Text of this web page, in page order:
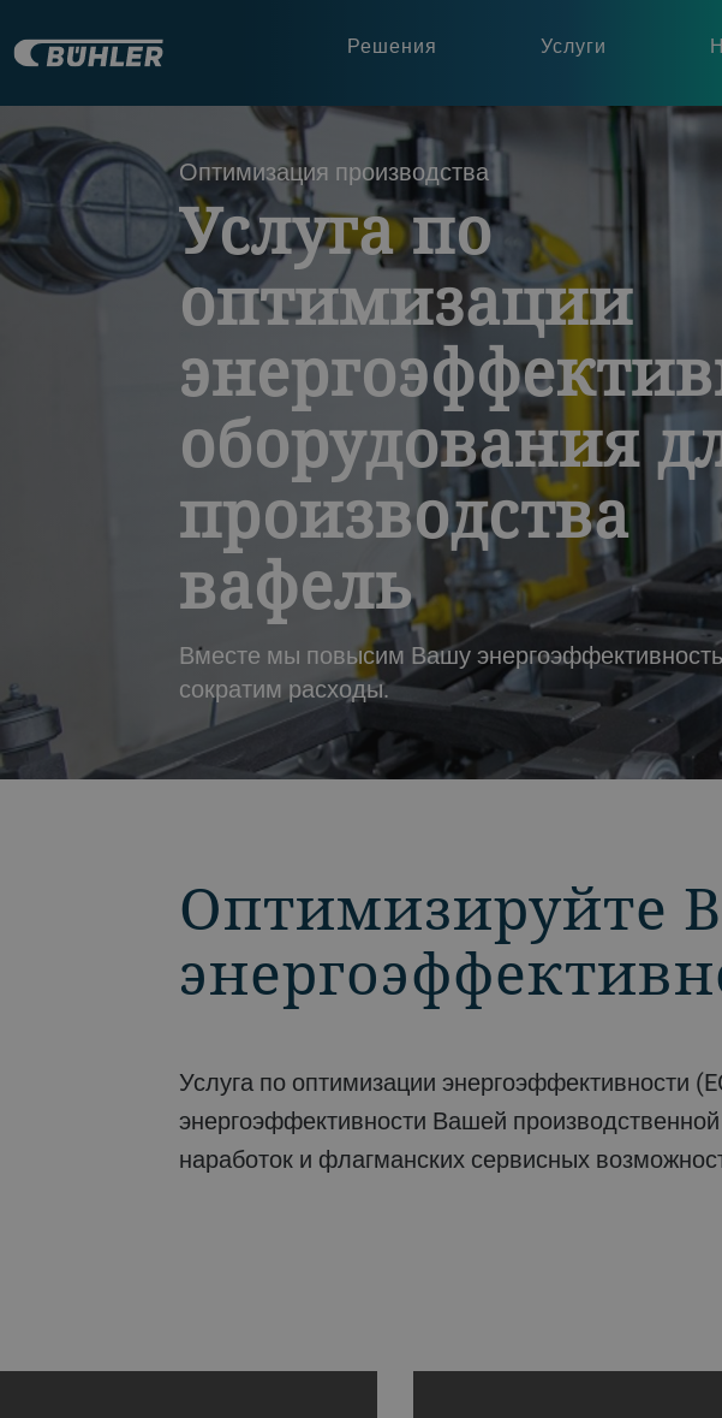
Решения Услуги
Оптимизация производства
Услуга по
оптимизации
оборудования
производства
вафель
Вместе мы повысим Вашу
сократим расходы.
BACK
Оптимизируйте
Услуга по оптимизации энергоэффективности (EOS), направлена на то, чтобы помочь Вам понять принцип
энергоэффективности Вашей
наработок и флагманских сервисных